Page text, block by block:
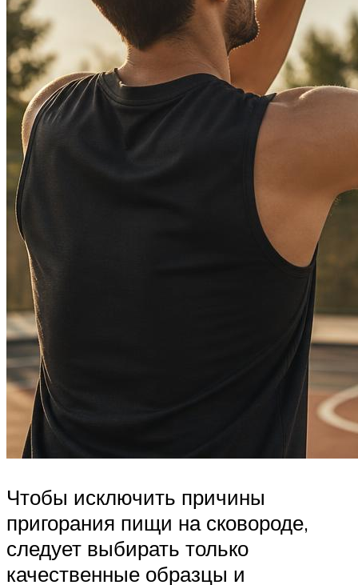
Чтобы исключить причины
пригорания пищи на сковороде,
следует выбирать только
качественные образцы и